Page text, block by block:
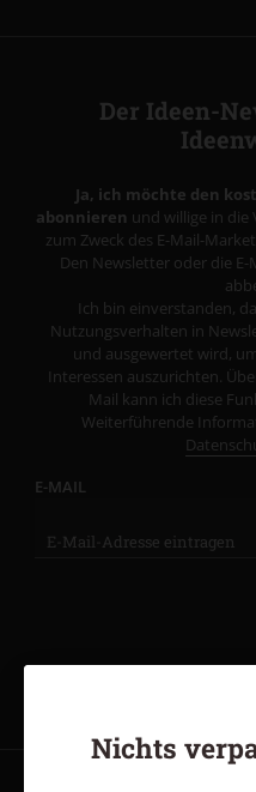
Der Ideen-
Ja, ich möchte den
abonnieren und willige in
zum Zweck des E-Mail-
Den Newsletter oder die
Ich bin einverstanden,
Nutzungsverhalten in
und ausgewertet wird,
Interessen auszurichten.
Mail kann ich diese
Weiterführende
E-MAIL
Nichts